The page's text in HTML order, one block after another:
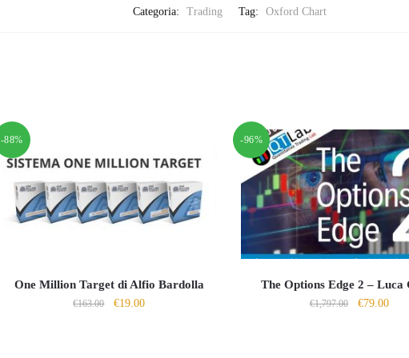
Categoria: Trading Tag: Oxford Chart
-88%
One Million Target di Alfio Bardolla
€163.00
Il
€19.00Il
-96%
The Options Edge 2 – Luca
€1,797.00
Il
€79.00Il